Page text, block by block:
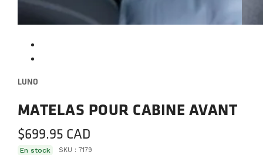
LUNO
MATELAS POUR CABINE AVANT
$699.95
En stock SKU : 7179